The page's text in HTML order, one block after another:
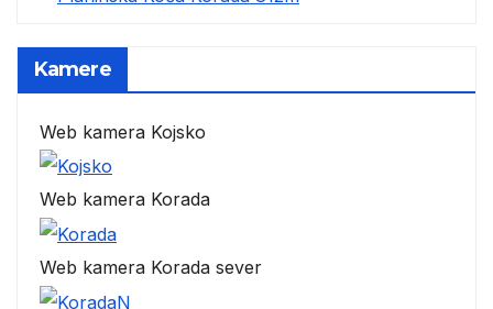
Kamere
Web kamera Kojsko
Web kamera Korada
Web kamera Korada sever